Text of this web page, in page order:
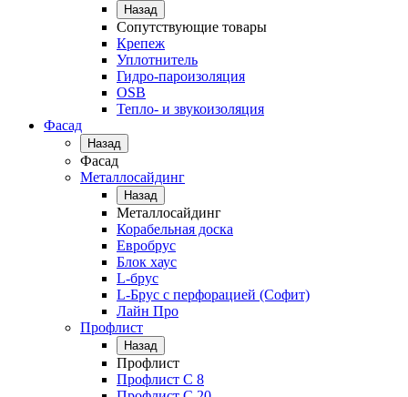
Назад
Сопутствующие товары
Крепеж
Уплотнитель
Гидро-пароизоляция
OSB
Тепло- и звукоизоляция
Фасад
Назад
Фасад
Металлосайдинг
Назад
Металлосайдинг
Корабельная доска
Евробрус
Блок хаус
L-брус
L-Брус с перфорацией (Софит)
Лайн Про
Профлист
Назад
Профлист
Профлист С 8